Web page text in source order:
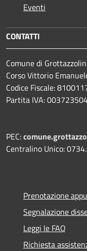
Eventi
CONTATTI
Comune di
Corso Vittorio
Codice Fiscale:
Partita IVA:
PEC:
Centralino Unico:
Prenotazione
Segnalazione
Leggi le FAQ
Richiesta